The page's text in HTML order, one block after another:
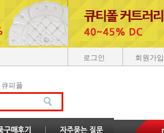
로그인 회원가입
큐피폴